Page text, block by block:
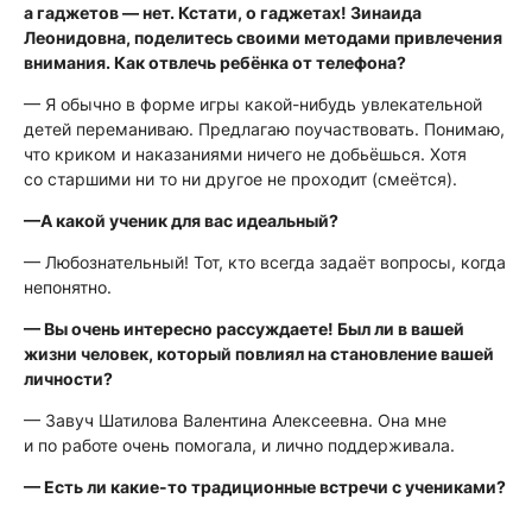
а гаджетов — нет. Кстати, о гаджетах! Зинаида
Леонидовна, поделитесь своими методами привлечения
внимания. Как отвлечь ребёнка от телефона?
— Я обычно в форме игры какой-нибудь увлекательной
детей переманиваю. Предлагаю поучаствовать. Понимаю,
что криком и наказаниями ничего не добьёшься. Хотя
со старшими ни то ни другое не проходит (смеётся).
—А какой ученик для вас идеальный?
— Любознательный! Тот, кто всегда задаёт вопросы, когда
непонятно.
— Вы очень интересно рассуждаете! Был ли в вашей
жизни человек, который повлиял на становление вашей
личности?
— Завуч Шатилова Валентина Алексеевна. Она мне
и по работе очень помогала, и лично поддерживала.
— Есть ли какие-то традиционные встречи с учениками?